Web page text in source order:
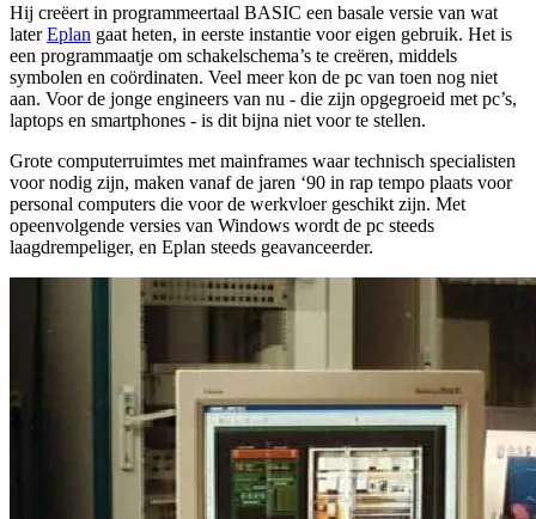
Hij creëert in programmeertaal BASIC een basale versie van wat
laterEplan gaat heten, in eerste instantie voor eigen gebruik. Het is
een programmaatje om schakelschema’s te creëren, middels
symbolen en coördinaten. Veel meer kon de pc van toen nog niet
aan. Voor de jonge engineers van nu - die zijn opgegroeid met pc’s,
laptops en smartphones - is dit bijna niet voor te stellen.
Grote computerruimtes met mainframes waar technisch specialisten
voor nodig zijn, maken vanaf de jaren ‘90 in rap tempo plaats voor
personal computers die voor de werkvloer geschikt zijn. Met
opeenvolgende versies van Windows wordt de pc steeds
laagdrempeliger, en Eplan steeds geavanceerder.